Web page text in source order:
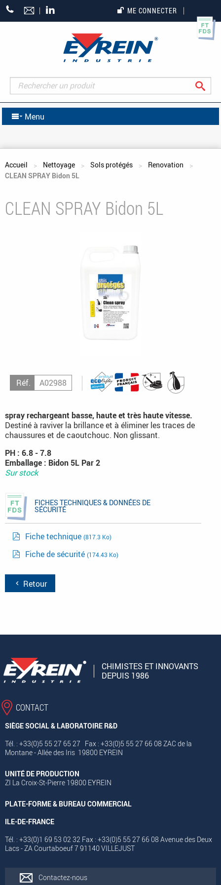
+33
(0)5
ME CONNECTER
Menu
Vous êtes ici
Accueil Nettoyage Sols protégés
Renovation
CLEAN SPRAY Bidon 5L
CLEAN SPRAY Bidon 5L
Réf. A02988
spray rechargeant basse, haute et très haute vitesse.
Destiné à raviver la brillance et à éliminer les traces de
chaussures et de caoutchouc. Non glissant.
PH : 6.8 - 7.8
Emballage : Bidon 5L Par 2
Sur stock
FICHES TECHNIQUES & DONNÉES DE
SÉCURITÉ
Fiche technique (817.3 Ko)
Fiche de sécurité (174.43 Ko)
Retour
CHIMISTES ET INNOVANTS
DEPUIS 1986
CONTACT
SIÈGE SOCIAL & LABORATOIRE R&D
Tél. : +33(0)5 55 27 65 27 Fax : +33(0)5 55 27 66 08 ZAC de la
Montane - Allée des Iris 19800 EYREIN
UNITÉ DE PRODUCTION
ZI La Croix-St-Pierre 19800 EYREIN
PLATE-FORME & BUREAU COMMERCIAL
ILE-DE-FRANCE
Tél. : +33(0)1 69 53 02 32 Fax : +33(0)5 55 27 66 08 Avenue des Deux
Lacs - ZA Courtaboeuf 7 91140 VILLEJUST
Contactez-nous